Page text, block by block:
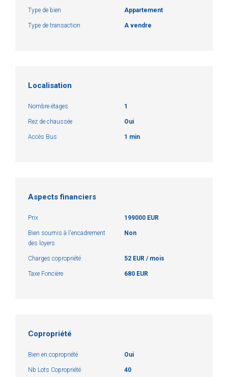
Type de bien Appartement
Type de transaction A vendre
Localisation
Nombre étages 1
Rez de chaussée Oui
Accès Bus 1 min
Aspects financiers
Prix 199000 EUR
Bien soumis à l'encadrement
des loyers
Non
Charges copropriété 52 EUR / mois
Taxe Foncière 680 EUR
Copropriété
Bien en copropriété Oui
Nb Lots Copropriété 40